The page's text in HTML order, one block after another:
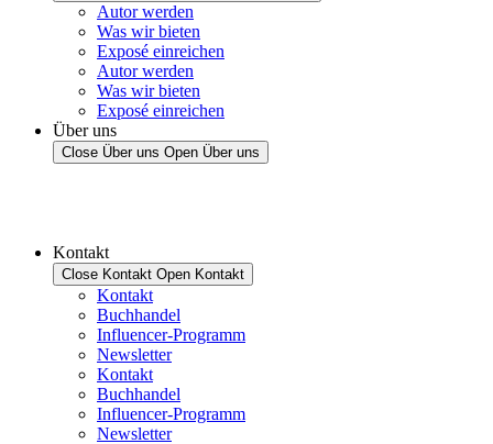
Autor werden
Was wir bieten
Exposé einreichen
Autor werden
Was wir bieten
Exposé einreichen
Über uns
Close Über uns Open Über uns
Kontakt
Close Kontakt Open Kontakt
Kontakt
Buchhandel
Influencer-Programm
Newsletter
Kontakt
Buchhandel
Influencer-Programm
Newsletter